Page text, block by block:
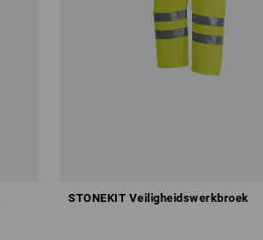
STONEKIT Veiligheidswerkbroek